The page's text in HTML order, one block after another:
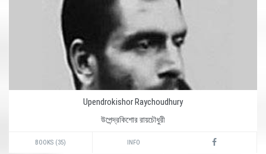
Upendrokishor Raychoudhury
উপেন্দ্রকিশোর রায়চৌধুরী
BOOKS (35) INFO